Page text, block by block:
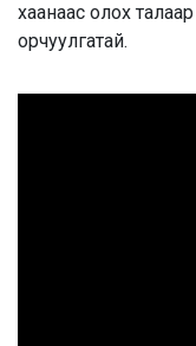
хаанаас олох
орчуулгатай.